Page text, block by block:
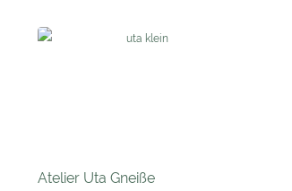
Atelier Uta Gneiße